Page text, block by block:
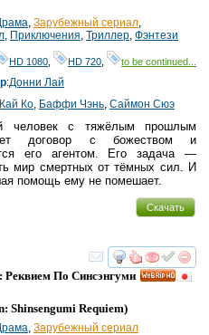
Зарубежный сериал
Приключения Триллер Фэнтези
HD 1080 HD 720 to be continued...
:Донни Лай
Кай Ко Баффи Чэнь Саймон Сюэ
человек с тяжёлым прошлым
договор с божеством и
его агентом. Его задача —
мир смертных от тёмных сил. И
помощь ему не помешает.
Скачать
смотреть
Реквием По Синсэнгуми
Shinsengumi Requiem)
Зарубежный сериал